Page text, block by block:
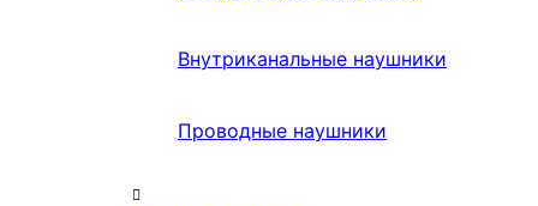
Внутриканальные наушники
Проводные наушники